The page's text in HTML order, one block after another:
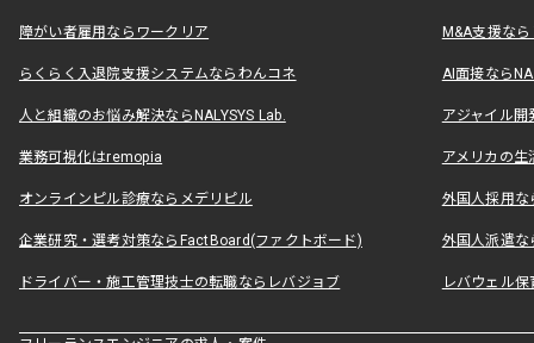
障がい者雇用ならワークリア M&A支援な
らくらく入退院支援システムならわんコネ AI面接なら
人と組織のお悩み解決ならNALYSYS Lab. アジャイル
業務可視化はremopia アメリカの
オンラインピル診療ならメデリピル 外国人採用
企業研究・選考対策ならFactBoard(ファクトボード) 外国人派遣な
ドライバー・施工管理技士の転職ならレバジョブ レバウェル